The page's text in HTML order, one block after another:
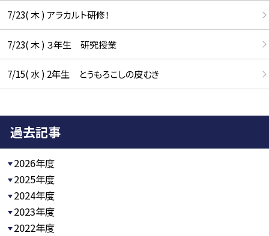
7/23( 木 ) アラカルト研修！
7/23( 木 ) ３年生 研究授業
7/15( 水 ) 2年生 とうもろこしの皮むき
過去記事
2026年度
2025年度
2024年度
2023年度
2022年度